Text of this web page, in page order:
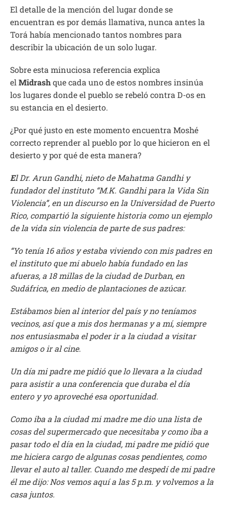
El detalle de la mención del lugar donde se
encuentran es por demás llamativa, nunca antes la
Torá había mencionado tantos nombres para
describir la ubicación de un solo lugar.
Sobre esta minuciosa referencia explica
el Midrashque cada uno de estos nombres insinúa
los lugares donde el pueblo se rebeló contra D-os en
su estancia en el desierto.
¿Por qué justo en este momento encuentra Moshé
correcto reprender al pueblo por lo que hicieron en el
desierto y por qué de esta manera?
El Dr. Arun Gandhi, nieto de Mahatma Gandhi y
fundador del instituto “M.K. Gandhi para la Vida Sin
Violencia”, en un discurso en la Universidad de Puerto
Rico, compartió la siguiente historia como un ejemplo
de la vida sin violencia de parte de sus padres:
“Yo tenía 16 años y estaba viviendo con mis padres en
el instituto que mi abuelo había fundado en las
afueras, a 18 millas de la ciudad de Durban, en
Sudáfrica, en medio de plantaciones de azúcar.
Estábamos bien al interior del país y no teníamos
vecinos, así que a mis dos hermanas y a mí, siempre
nos entusiasmaba el poder ir a la ciudad a visitar
amigos o ir al cine.
Un día mi padre me pidió que lo llevara a la ciudad
para asistir a una conferencia que duraba el día
entero y yo aproveché esa oportunidad.
Como iba a la ciudad mi madre me dio una lista de
cosas del supermercado que necesitaba y como iba a
pasar todo el día en la ciudad, mi padre me pidió que
me hiciera cargo de algunas cosas pendientes, como
llevar el auto al taller. Cuando me despedí de mipadre
él me dijo: Nos vemos aquí a las 5 p.m. y volvemos a la
casa juntos.